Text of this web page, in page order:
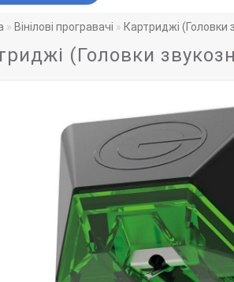
Вінілові програвачі Картриджі (Головки
(Головки